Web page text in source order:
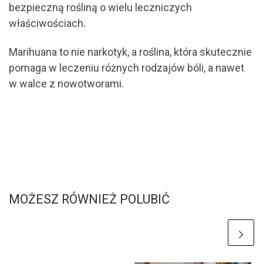
bezpieczną rośliną o wielu leczniczych
właściwościach.
Marihuana to nie narkotyk, a roślina, która skutecznie
pomaga w leczeniu różnych rodzajów bóli, a nawet
w walce z nowotworami.
MOŻESZ RÓWNIEŻ POLUBIĆ